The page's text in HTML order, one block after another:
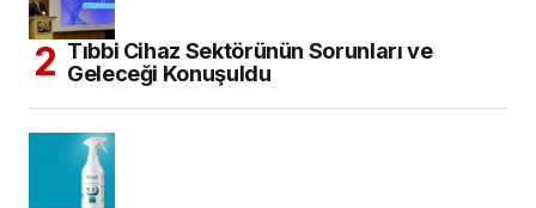
Tıbbi Cihaz Sektörünün Sorunları ve
Geleceği Konuşuldu